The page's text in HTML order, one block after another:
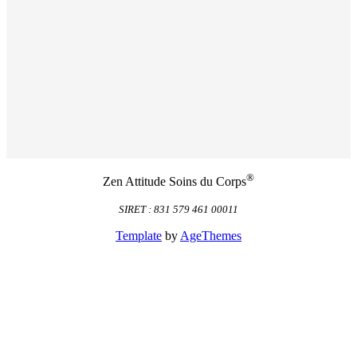
Zen Attitude Soins du Corps®
SIRET : 831 579 461 00011
Template by AgeThemes